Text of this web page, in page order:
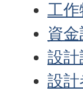
工
資
設
設